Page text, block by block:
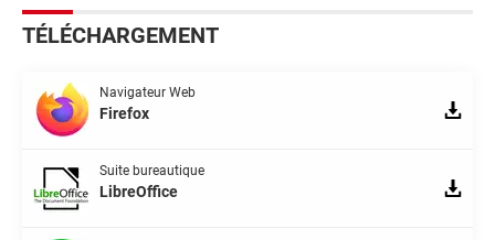
TÉLÉCHARGEMENT
Navigateur Web
Firefox
Suite bureautique
LibreOffice